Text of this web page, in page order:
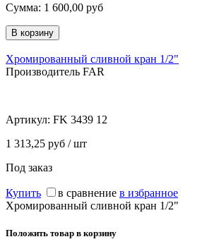
Сумма: 1 600,00 руб
Хромированный сливной кран 1/2"
Производитель FAR
Артикул: FK 3439 12
1 313,25 руб / шт
Под заказ
Купить в сравнение в избранное
Хромированный сливной кран 1/2"
Положить товар в корзину